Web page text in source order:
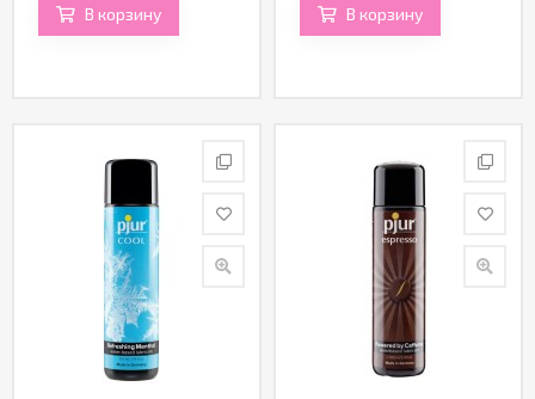
В корзину В корзину